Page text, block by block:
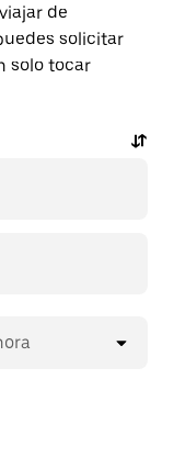
de
solicitar
solo tocar